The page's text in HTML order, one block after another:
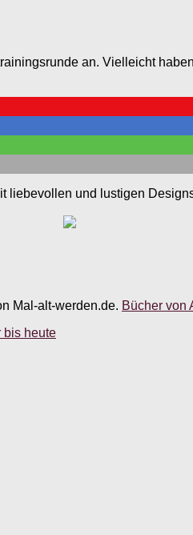
an. Vielleicht
liebevollen und lustigen
Mal-alt-werden.de. Bücher von
bis heute